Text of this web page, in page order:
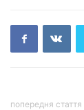
попередня стаття